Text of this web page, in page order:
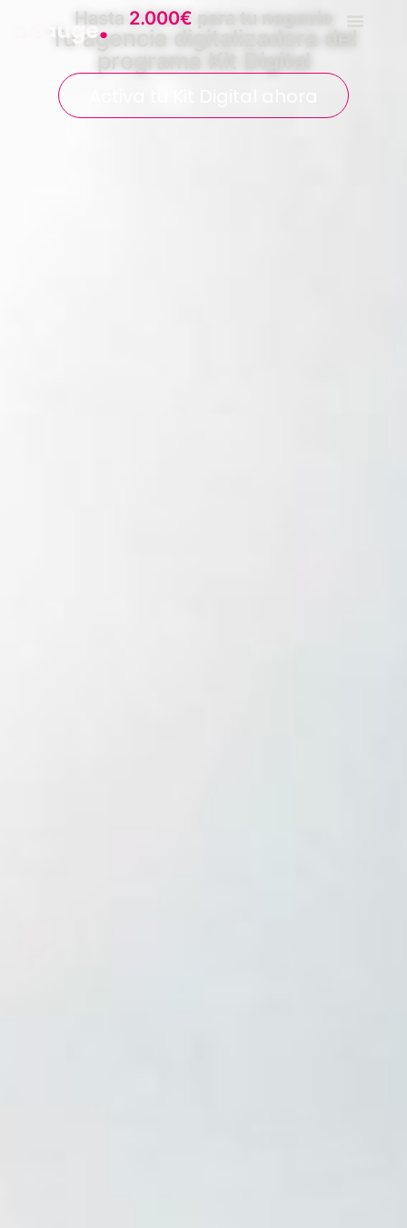
Hasta 2.000€ para tu negocio
Tu agencia digitalizadora del
programa Kit Digital